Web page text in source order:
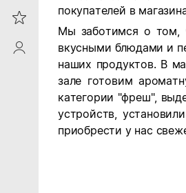
Reviews
ProfileSaby
покупателей в
Мы заботимся о том,
вкусными блюдами и
наших продуктов. В
зале готовим
категории "фреш",
устройств,
приобрести у нас